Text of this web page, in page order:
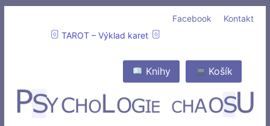
Kontakt
Facebook
TAROT – Výklad karet
Košík
Knihy